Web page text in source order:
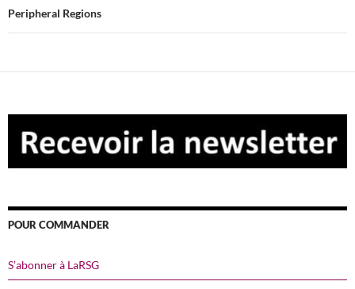
Peripheral Regions
POUR COMMANDER
S’abonner à LaRSG